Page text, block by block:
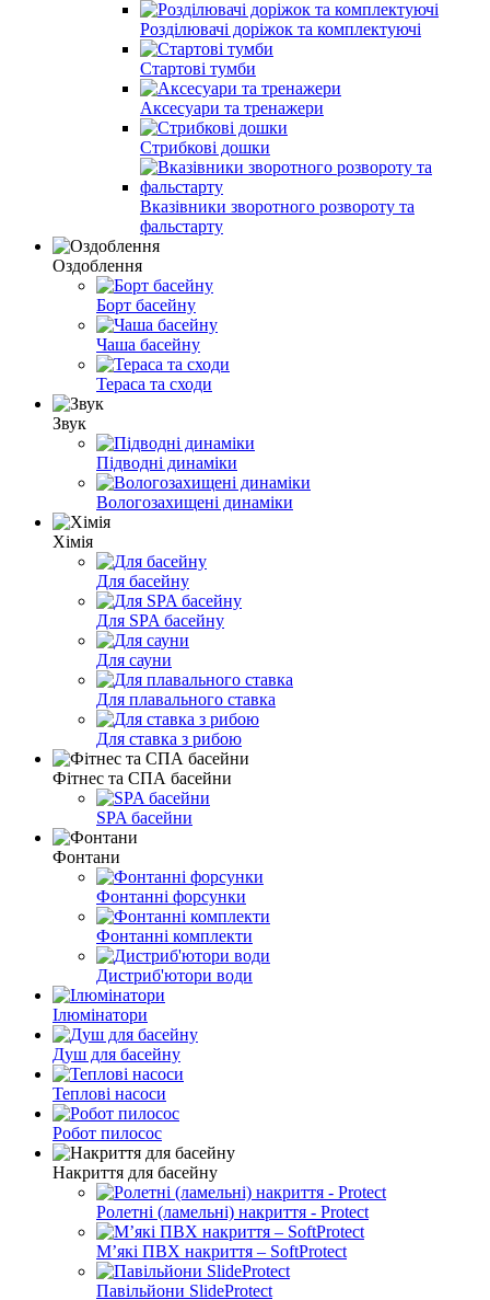
Розділювачі доріжок та комплектуючі
Стартові тумби
Аксесуари та тренажери
Стрибкові дошки
Вказівники зворотного розвороту та
фальстарту
Оздоблення
Борт басейну
Чаша басейну
Тераса та сходи
Звук
Підводні динаміки
Вологозахищені динаміки
Хімія
Для басейну
Для SPA басейну
Для сауни
Для плавального ставка
Для ставка з рибою
Фітнес та СПА басейни
SPA басейни
Фонтани
Фонтанні форсунки
Фонтанні комплекти
Дистриб'ютори води
Ілюмінатори
Душ для басейну
Теплові насоси
Робот пилосос
Накриття для басейну
Ролетні (ламельні) накриття - Protect
М’які ПВХ накриття – SoftProtect
Павільйони SlideProtect